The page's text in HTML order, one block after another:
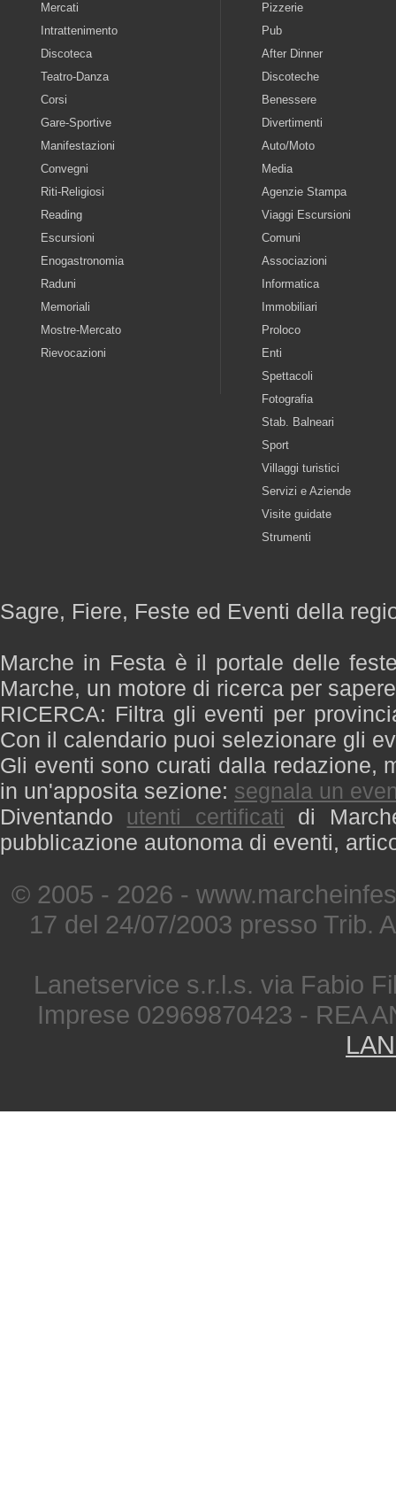
Mercati
Intrattenimento
Discoteca
Teatro-Danza
Corsi
Gare-Sportive
Manifestazioni
Convegni
Riti-Religiosi
Reading
Escursioni
Enogastronomia
Raduni
Memoriali
Mostre-Mercato
Rievocazioni
Pizzerie
Pub
After Dinner
Discoteche
Benessere
Divertimenti
Auto/Moto
Media
Agenzie Stampa
Viaggi Escursioni
Comuni
Associazioni
Informatica
Immobiliari
Proloco
Enti
Spettacoli
Fotografia
Stab. Balneari
Sport
Villaggi turistici
Servizi e Aziende
Visite guidate
Strumenti
Sagre, Fiere, Feste ed Eventi della
Marche in Festa è il portale delle
Marche, un motore di ricerca per
RICERCA: Filtra gli eventi per
Con il calendario puoi selezionare gli
Gli eventi sono curati dalla redazione,
in un'apposita sezione: segnala un
Diventando utenti certificati di
pubblicazione autonoma di eventi,
© 2005 - 2026 -
17 del 24/07/2003 presso Trib.
Lanetservice s.r.l.s. via Fabio
Imprese 02969870423 - REA